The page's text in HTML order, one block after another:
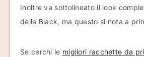
Inoltre va sottolineato il look
della Black, ma questo si nota a
Se cerchi le migliori racchette da